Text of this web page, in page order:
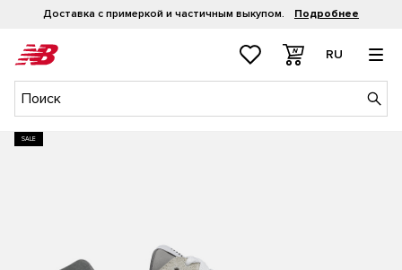
Доставка с примеркой и частичным выкупом. Подробнее
RU
SALE